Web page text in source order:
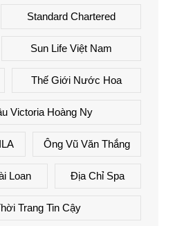
Standard Chartered
Sun Life Việt Nam
Thế Giới Nước Hoa
Victoria Hoàng Ny
Ông Vũ Văn Thắng
Loan Địa Chỉ Spa
Trang Tin Cậy